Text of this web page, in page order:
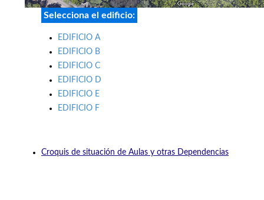
Selecciona el edificio:
EDIFICIO A
EDIFICIO B
EDIFICIO C
EDIFICIO D
EDIFICIO E
EDIFICIO F
Croquis de situación de Aulas y otras Dependencias